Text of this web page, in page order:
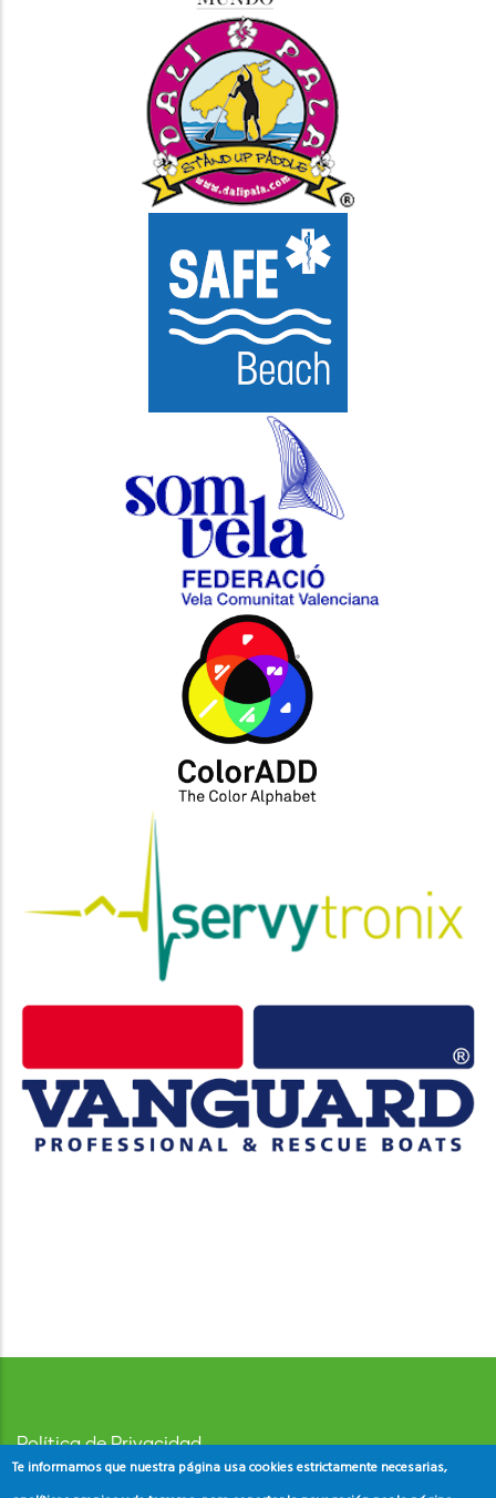
Política de Privacidad
Aviso Legal
Te informamos que nuestra página usa cookies estrictamente necesarias,